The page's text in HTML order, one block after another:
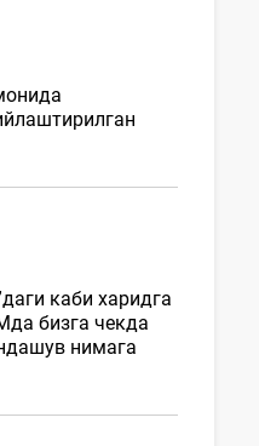
каби харидга
бизга чекда
нимага